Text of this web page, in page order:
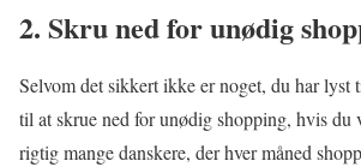
2. Skru ned for unødig
Selvom det sikkert ikke er noget, du har lyst
til at skrue ned for unødig shopping, hvis du
rigtig mange danskere, der hver måned